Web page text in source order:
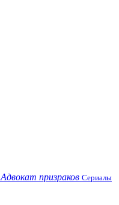
Адвокат призраков Сериалы